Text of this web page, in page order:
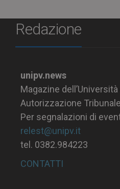
Redazione
unipv.news
Magazine
Autorizzazione
Per segnalazioni di
relest@unipv.it
tel. 0382.984223
CONTATTI